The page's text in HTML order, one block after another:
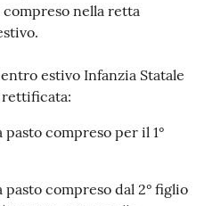
nella retta
estivo Infanzia Statale
rettificata:
compreso per il 1°
compreso dal 2° figlio